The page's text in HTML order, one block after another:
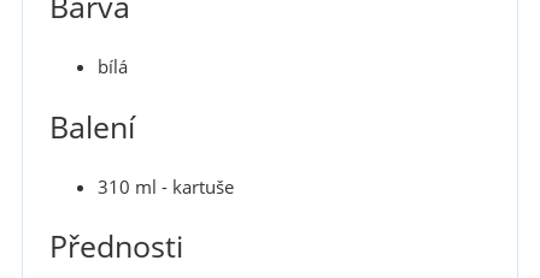
bílá
Balení
310 ml - kartuše
Přednosti